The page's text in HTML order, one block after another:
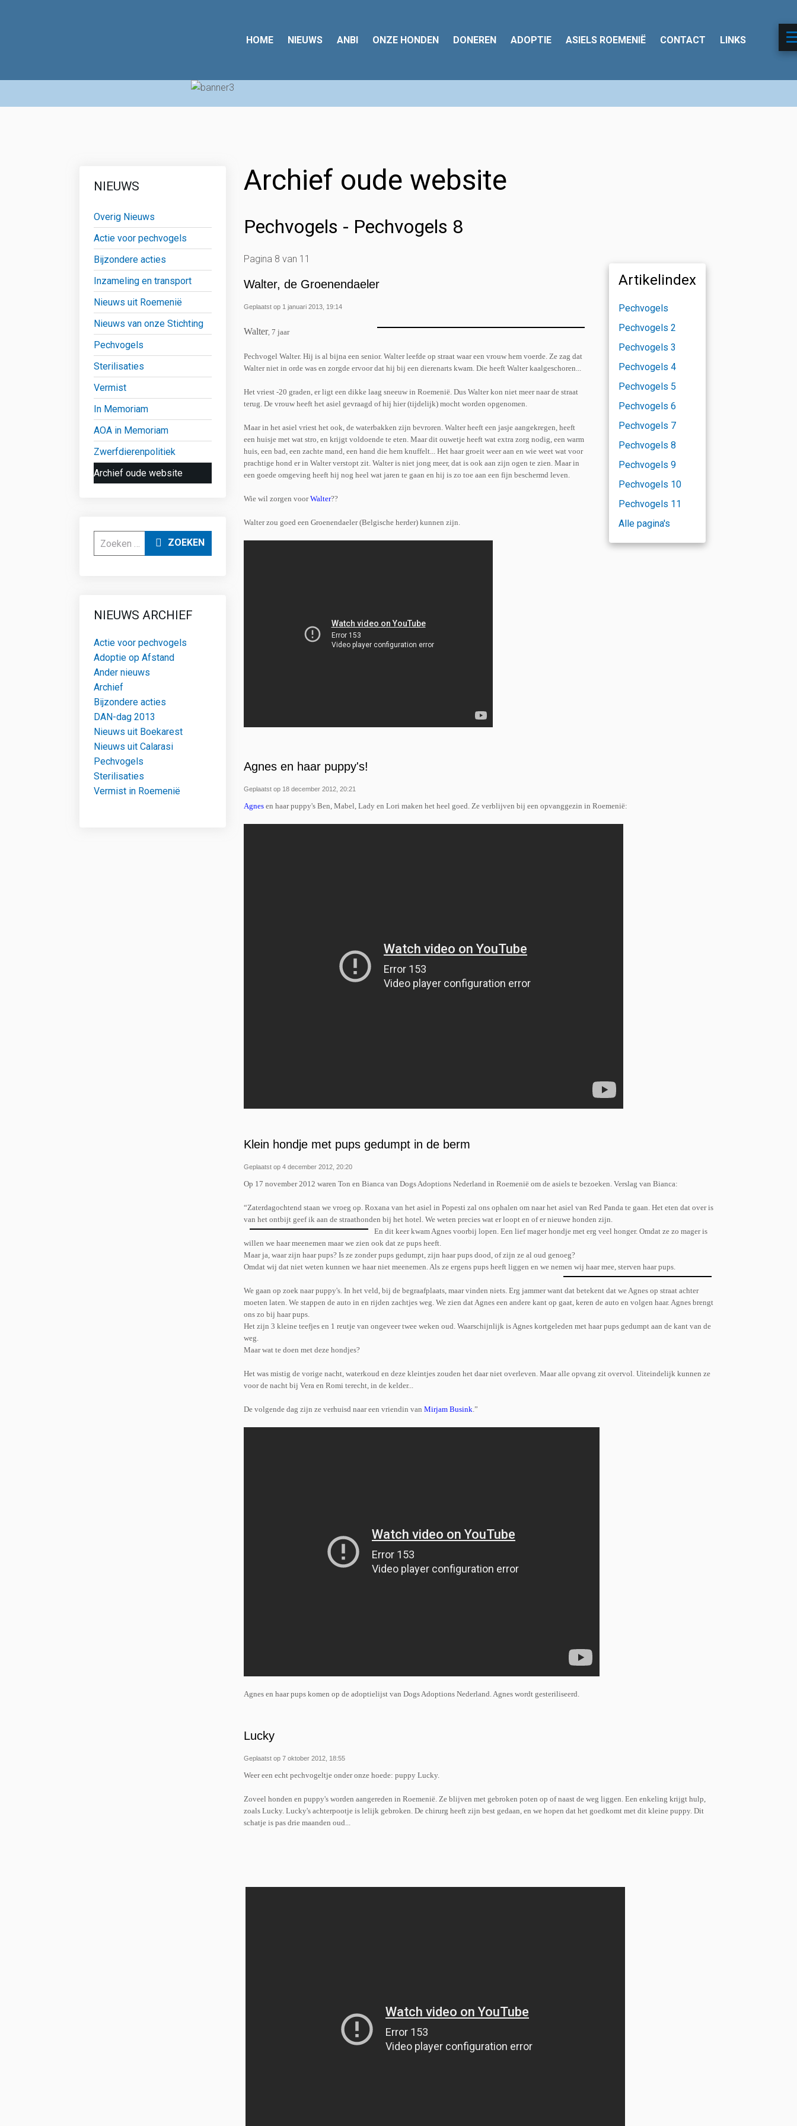
HOME NIEUWS ANBI ONZE HONDEN DONEREN ADOPTIE ASIELS ROEMENIË CONTACT LINKS
NIEUWS
Overig Nieuws
Actie voor pechvogels
Bijzondere acties
Inzameling en transport
Nieuws uit Roemenië
Nieuws van onze Stichting
Pechvogels
Sterilisaties
Vermist
In Memoriam
AOA in Memoriam
Zwerfdierenpolitiek
Archief oude website
Zoeken ZOEKEN
NIEUWS ARCHIEF
Actie voor pechvogels
Adoptie op Afstand
Ander nieuws
Archief
Bijzondere acties
DAN-dag 2013
Nieuws uit Boekarest
Nieuws uit Calarasi
Pechvogels
Sterilisaties
Vermist in Roemenië
Archief oude website
Pechvogels - Pechvogels 8
Artikelindex
Pechvogels
Pechvogels 2
Pechvogels 3
Pechvogels 4
Pechvogels 5
Pechvogels 6
Pechvogels 7
Pechvogels 8
Pechvogels 9
Pechvogels 10
Pechvogels 11
Alle pagina's
Pagina 8 van 11
Walter, de Groenendaeler
Geplaatst op 1 januari 2013, 19:14
Walter, 7 jaar
Pechvogel Walter. Hij is al bijna een senior. Walter leefde op straat waar een vrouw hem voerde. Ze zag dat
Walter niet in orde was en zorgde ervoor dat hij bij een dierenarts kwam. Die heeft Walter kaalgeschoren...
Het vriest -20 graden, er ligt een dikke laag sneeuw in Roemenië. Dus Walter kon niet meer naar de straat
terug. De vrouw heeft het asiel gevraagd of hij hier (tijdelijk) mocht worden opgenomen.
Maar in het asiel vriest het ook, de waterbakken zijn bevroren. Walter heeft een jasje aangekregen, heeft
een huisje met wat stro, en krijgt voldoende te eten. Maar dit ouwetje heeft wat extra zorg nodig, een warm
huis, een bad, een zachte mand, een hand die hem knuffelt... Het haar groeit weer aan en wie weet wat voor
prachtige hond er in Walter verstopt zit. Walter is niet jong meer, dat is ook aan zijn ogen te zien. Maar in
een goede omgeving heeft hij nog heel wat jaren te gaan en hij is zo toe aan een fijn beschermd leven.
Wie wil zorgen voorWalter??
Walter zou goed een Groenendaeler (Belgische herder) kunnen zijn.
Agnes en haar puppy's!
Geplaatst op 18 december 2012, 20:21
Agnesen haar puppy's Ben, Mabel, Lady en Lori maken het heel goed. Ze verblijven bij een opvanggezin in Roemenië:
Klein hondje met pups gedumpt in de berm
Geplaatst op 4 december 2012, 20:20
Op 17 november 2012 waren Ton en Bianca van Dogs Adoptions Nederland in Roemenië om de asiels te bezoeken. Verslag van Bianca:
“Zaterdagochtend staan we vroeg op. Roxana van het asiel in Popesti zal ons ophalen om naar het asiel van Red Panda te gaan. Het eten dat over is
van het ontbijt geef ik aan de straathonden bij het hotel. We weten precies wat er loopt en of er nieuwe honden zijn.
En dit keer kwam Agnes voorbij lopen. Een lief mager hondje met erg veel honger. Omdat ze zo mager is
willen we haar meenemen maar we zien ook dat ze pups heeft.
Maar ja, waar zijn haar pups? Is ze zonder pups gedumpt, zijn haar pups dood, of zijn ze al oud genoeg?
Omdat wij dat niet weten kunnen we haar niet meenemen. Als ze ergens pups heeft liggen en we nemen wij haar mee, sterven haar pups.
We gaan op zoek naar puppy's. In het veld, bij de begraafplaats, maar vinden niets. Erg jammer want dat betekent dat we Agnes op straat achter
moeten laten. We stappen de auto in en rijden zachtjes weg. We zien dat Agnes een andere kant op gaat, keren de auto en volgen haar. Agnes brengt
ons zo bij haar pups.
Het zijn 3 kleine teefjes en 1 reutje van ongeveer twee weken oud. Waarschijnlijk is Agnes kortgeleden met haar pups gedumpt aan de kant van de
weg.
Maar wat te doen met deze hondjes?
Het was mistig de vorige nacht, waterkoud en deze kleintjes zouden het daar niet overleven. Maar alle opvang zit overvol. Uiteindelijk kunnen ze
voor de nacht bij Vera en Romi terecht, in de kelder...
De volgende dag zijn ze verhuisd naar een vriendin van Mirjam Busink .”
Agnes en haar pups komen op de adoptielijst van Dogs Adoptions Nederland. Agnes wordt gesteriliseerd.
Lucky
Geplaatst op 7 oktober 2012, 18:55
Weer een echt pechvogeltje onder onze hoede: puppy Lucky.
Zoveel honden en puppy's worden aangereden in Roemenië. Ze blijven met gebroken poten op of naast de weg liggen. Een enkeling krijgt hulp,
zoals Lucky. Lucky's achterpootje is lelijk gebroken. De chirurg heeft zijn best gedaan, en we hopen dat het goedkomt met dit kleine puppy. Dit
schatje is pas drie maanden oud...